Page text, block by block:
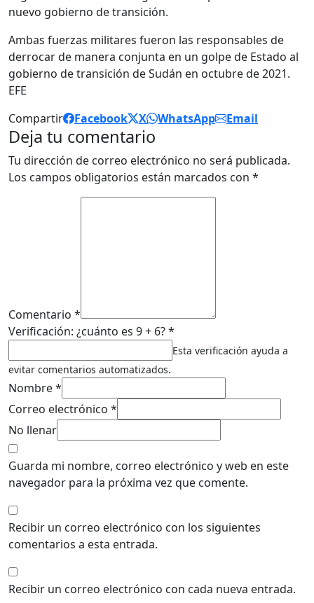
nuevo gobierno de transición.
Ambas fuerzas militares fueron las responsables de
derrocar de manera conjunta en un golpe de Estado al
gobierno de transición de Sudán en octubre de 2021.
EFE
Compartir
Facebook X WhatsApp Email
Deja tu comentario
Tu dirección de correo electrónico no será publicada.
Los campos obligatorios están marcados con *
Comentario *
Verificación: ¿cuánto es 9 + 6? *
Esta verificación ayuda a
evitar comentarios automatizados.
Nombre *
Correo electrónico *
No llenar
Guarda mi nombre, correo electrónico y web en este
navegador para la próxima vez que comente.
Recibir un correo electrónico con los siguientes
comentarios a esta entrada.
Recibir un correo electrónico con cada nueva entrada.